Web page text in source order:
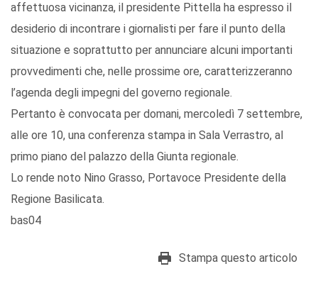
affettuosa vicinanza, il presidente Pittella ha espresso il
desiderio di incontrare i giornalisti per fare il punto della
situazione e soprattutto per annunciare alcuni importanti
provvedimenti che, nelle prossime ore, caratterizzeranno
l’agenda degli impegni del governo regionale.
Pertanto è convocata per domani, mercoledì 7 settembre,
alle ore 10, una conferenza stampa in Sala Verrastro, al
primo piano del palazzo della Giunta regionale.
Lo rende noto Nino Grasso, Portavoce Presidente della
Regione Basilicata.
bas04
Stampa questo articolo